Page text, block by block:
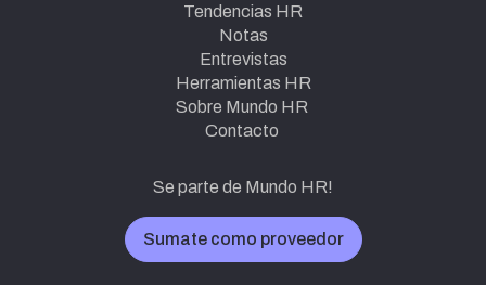
Tendencias HR
Notas
Entrevistas
Herramientas HR
Sobre Mundo HR
Contacto
Se parte de Mundo HR!
Sumate como proveedor